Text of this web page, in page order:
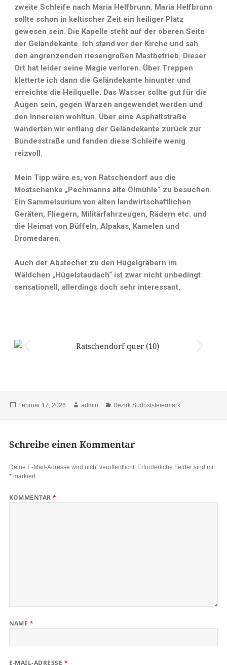
zweite Schleife nach Maria Helfbrunn. Maria Helfbrunn
sollte schon in keltischer Zeit ein heiliger Platz
gewesen sein. Die Kapelle steht auf der oberen Seite
der Geländekante. Ich stand vor der Kirche und sah
den angrenzenden riesengroßen Mastbetrieb. Dieser
Ort hat leider seine Magie verloren. Über Treppen
kletterte ich dann die Geländekante hinunter und
erreichte die Heilquelle. Das Wasser sollte gut für die
Augen sein, gegen Warzen angewendet werden und
den Innereien wohltun. Über eine Asphaltstraße
wanderten wir entlang der Geländekante zurück zur
Bundesstraße und fanden diese Schleife wenig
reizvoll.
Mein Tipp wäre es, von Ratschendorf aus die
Mostschenke „Pechmanns alte Ölmühle“ zu besuchen.
Ein Sammelsurium von alten landwirtschaftlichen
Geräten, Fliegern, Militärfahrzeugen, Rädern etc. und
die Heimat von Büffeln, Alpakas, Kamelen und
Dromedaren.
Auch der Abstecher zu den Hügelgräbern im
Wäldchen „Hügelstaudach“ ist zwar nicht unbedingt
sensationell, allerdings doch sehr interessant.
Februar 17, 2026 admin Bezirk Südoststeiermark
Schreibe einen Kommentar
Deine E-Mail-Adresse wird nicht veröffentlicht. Erforderliche Felder sind mit
*markiert
KOMMENTAR*
NAME *
E-MAIL-ADRESSE *